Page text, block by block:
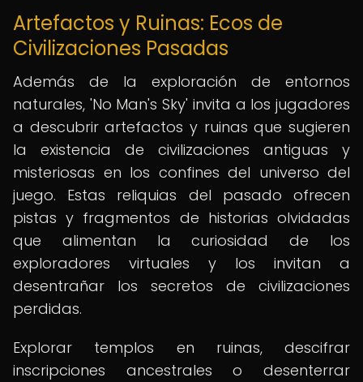
Artefactos y Ruinas: Ecos de
Civilizaciones Pasadas
Además de la exploración de entornos
naturales, 'No Man's Sky' invita a los jugadores
a descubrir artefactos y ruinas que sugieren
la existencia de civilizaciones antiguas y
misteriosas en los confines del universo del
juego. Estas reliquias del pasado ofrecen
pistas y fragmentos de historias olvidadas
que alimentan la curiosidad de los
exploradores virtuales y los invitan a
desentrañar los secretos de civilizaciones
perdidas.
Explorar templos en ruinas, descifrar
inscripciones ancestrales o desenterrar